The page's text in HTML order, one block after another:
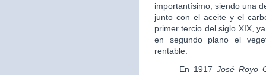
importantísimo, siendo una
junto con el aceite y el
primer tercio del siglo XIX,
en segundo plano el
rentable.
En 1917 José Royo